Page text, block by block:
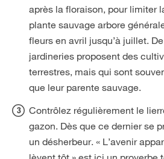
après la floraison, pour limiter
plante sauvage arbore
fleurs en avril jusqu’à juillet.
jardineries proposent des
terrestres, mais qui sont
que leur parente sauvage.
Contrôlez régulièrement le
gazon. Dès que ce dernier se
un désherbeur. « L’avenir